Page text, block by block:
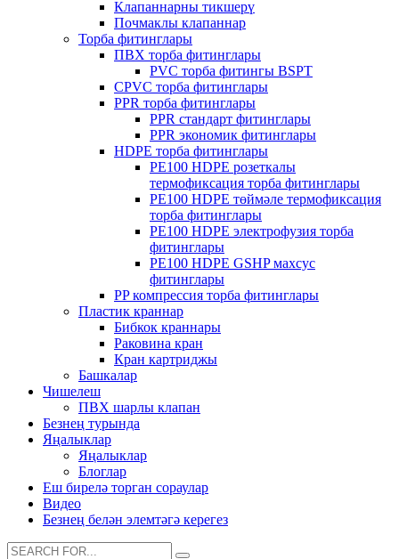
Клапаннарны тикшерү
Почмаклы клапаннар
Торба фитинглары
ПВХ торба фитинглары
PVC торба фитингы BSPT
CPVC торба фитинглары
PPR торба фитинглары
PPR стандарт фитинглары
PPR экономик фитинглары
HDPE торба фитинглары
PE100 HDPE розеткалы
термофиксация торба фитинглары
PE100 HDPE төймәле термофиксация
торба фитинглары
PE100 HDPE электрофузия торба
фитинглары
PE100 HDPE GSHP махсус
фитинглары
PP компрессия торба фитинглары
Пластик краннар
Бибкок краннары
Раковина кран
Кран картриджы
Башкалар
Чишелеш
ПВХ шарлы клапан
Безнең турында
Яңалыклар
Яңалыклар
Блоглар
Еш бирелә торган сораулар
Видео
Безнең белән элемтәгә керегез